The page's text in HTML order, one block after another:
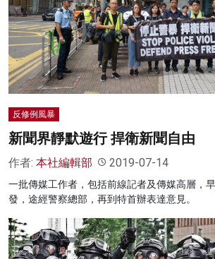
反修例風暴
新聞界靜默遊行 捍衛新聞自由
作者: 本社編輯部 2019-07-14
一批傳媒工作者，包括前線記者及傳媒高層，
發，途經警察總部，再到特首辦表達意見。